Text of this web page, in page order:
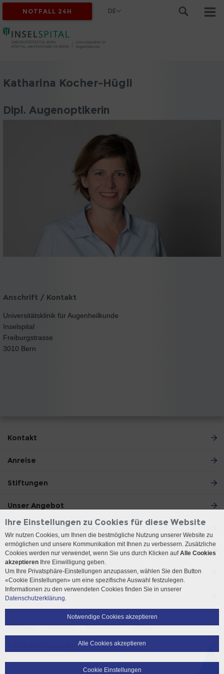
NOTFALL 24H DE
Katharina Kocher-Hügli
Dipl. Augenoptikerin
Anschrift / Kontakt
Universitätsklinik für Augenheilkunde
Inselspital
Freiburgstrasse
3010 Bern
Kontakt
Anreise
Stiftungen
Unser Angebot
Patienten und Besucher
Ärzte und Zuweiser
Lehre und Forschung
Social Media
Impressum Disclaimer Datenschutz Sitemap
Ihre Einstellungen zu Cookies für diese Website
Wir nutzen Cookies, um Ihnen die bestmögliche Nutzung unserer Website zu
ermöglichen und unsere Kommunikation mit Ihnen zu verbessern. Zusätzliche
Cookies werden nur verwendet, wenn Sie uns durch Klicken aufAlle Cookies
akzeptieren Ihre Einwilligung geben.
Um Ihre Privatsphäre-Einstellungen anzupassen, wählen Sie den Button
«Cookie Einstellungen» um eine spezifische Auswahl festzulegen.
Informationen zu den verwendeten Cookies finden Sie in unserer
Datenschutzerklärung.
Notwendige Cookies akzeptieren
Alle Cookies akzeptieren
Cookie Einstellungen